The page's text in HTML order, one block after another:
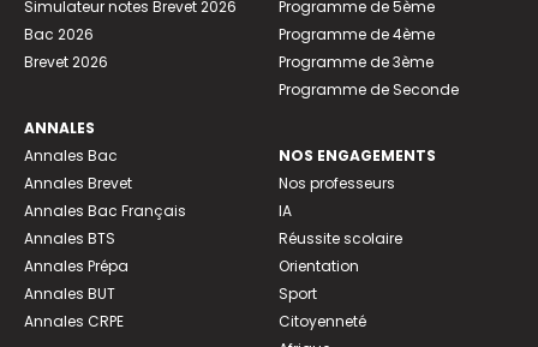
Simulateur notes Brevet 2026
Bac 2026
Brevet 2026
ANNALES
Annales Bac
Annales Brevet
Annales Bac Français
Annales BTS
Annales Prépa
Annales BUT
Annales CRPE
Programme de 5ème
Programme de 4ème
Programme de 3ème
Programme de Seconde
NOS ENGAGEMENTS
Nos professeurs
IA
Réussite scolaire
Orientation
Sport
Citoyenneté